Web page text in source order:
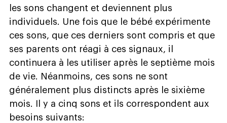
les sons changent et deviennent plus
individuels. Une fois que le bébé expérimente
ces sons, que ces derniers sont compris et que
ses parents ont réagi à ces signaux, il
continuera à les utiliser après le septième mois
de vie. Néanmoins, ces sons ne sont
généralement plus distincts après le sixième
mois. Il y a cinq sons et ils correspondent aux
besoins suivants: